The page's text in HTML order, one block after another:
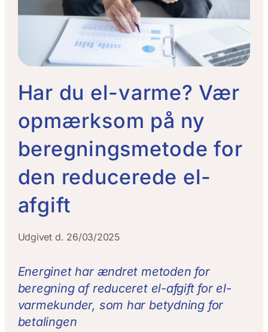
Har du el-varme? Vær
opmærksom på ny
beregningsmetode for
den reducerede el-
afgift
Udgivet d. 26/03/2025
Energinet har ændret metoden for
beregning af reduceret el-afgift for el-
varmekunder, som har betydning for
betalingen